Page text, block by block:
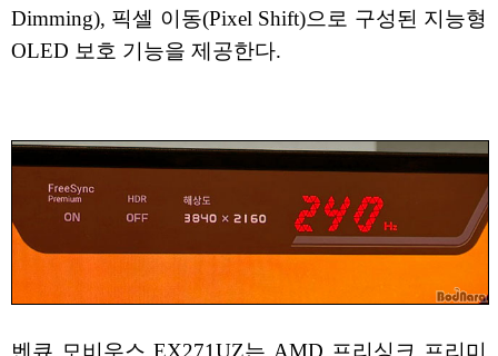
Dimming), 픽셀 이동(Pixel Shift)으로 구성된 지능형
OLED 보호 기능을 제공한다.
벤큐 모비우스 EX271UZ는 AMD 프리싱크 프리미